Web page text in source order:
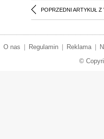
POPRZEDNI ARTYKUŁ Z
O nas Regulamin Reklama
©